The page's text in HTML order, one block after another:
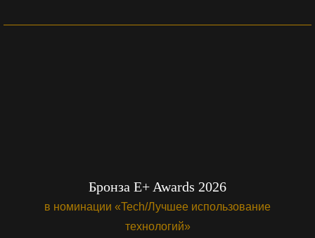
Бронза E+ Awards 2026
в номинации «Tech/Лучшее использование
технологий»